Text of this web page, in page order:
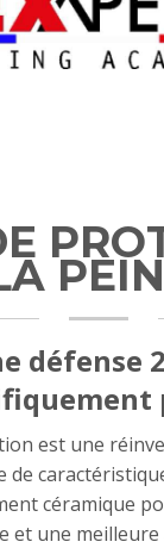
défense
est une
de
céramique
et une